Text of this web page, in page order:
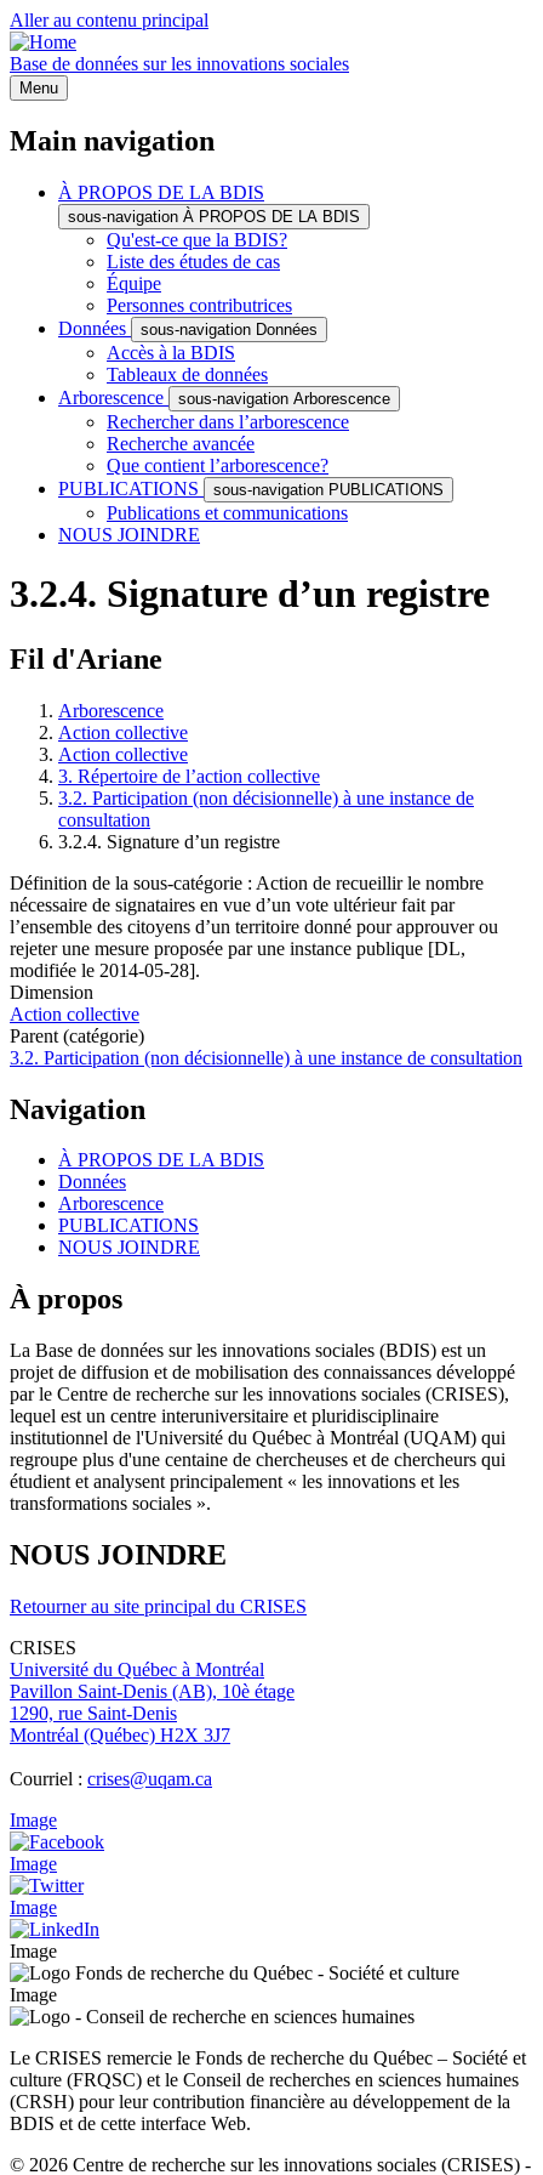
Aller au contenu principal
Base de données sur les innovations sociales
Menu
Main navigation
À PROPOS DE LA BDIS
sous-navigation À PROPOS DE LA BDIS
Qu'est-ce que la BDIS?
Liste des études de cas
Équipe
Personnes contributrices
Données
sous-navigation Données
Accès à la BDIS
Tableaux de données
Arborescence
sous-navigation Arborescence
Rechercher dans l’arborescence
Recherche avancée
Que contient l’arborescence?
PUBLICATIONS
sous-navigation PUBLICATIONS
Publications et communications
NOUS JOINDRE
3.2.4. Signature d’un registre
Fil d'Ariane
Arborescence
Action collective
Action collective
3. Répertoire de l’action collective
3.2. Participation (non décisionnelle) à une instance de
consultation
3.2.4. Signature d’un registre
Définition de la sous-catégorie : Action de recueillir le nombre
nécessaire de signataires en vue d’un vote ultérieur fait par
l’ensemble des citoyens d’un territoire donné pour approuver ou
rejeter une mesure proposée par une instance publique [DL,
modifiée le 2014-05-28].
Dimension
Action collective
Parent (catégorie)
3.2. Participation (non décisionnelle) à une instance de consultation
Navigation
À PROPOS DE LA BDIS
Données
Arborescence
PUBLICATIONS
NOUS JOINDRE
À propos
La Base de données sur les innovations sociales (BDIS) est un
projet de diffusion et de mobilisation des connaissances développé
par le Centre de recherche sur les innovations sociales (CRISES),
lequel est un centre interuniversitaire et pluridisciplinaire
institutionnel de l'Université du Québec à Montréal (UQAM) qui
regroupe plus d'une centaine de chercheuses et de chercheurs qui
étudient et analysent principalement « les innovations et les
transformations sociales ».
NOUS JOINDRE
Retourner au site principal du CRISES
CRISES
Université du Québec à Montréal
Pavillon Saint-Denis (AB), 10è étage
1290, rue Saint-Denis
Montréal (Québec) H2X 3J7
Courriel : crises@uqam.ca
Image
Image
Image
Image
Image
Le CRISES remercie le Fonds de recherche du Québec – Société et
culture (FRQSC) et le Conseil de recherches en sciences humaines
(CRSH) pour leur contribution financière au développement de la
BDIS et de cette interface Web.
© 2026 Centre de recherche sur les innovations sociales (CRISES) -